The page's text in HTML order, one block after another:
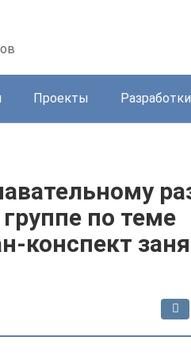
Проекты Разработки
по теме
конспект